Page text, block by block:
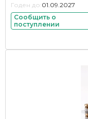
Годен до: 01.09.2027
Сообщить о
поступлении